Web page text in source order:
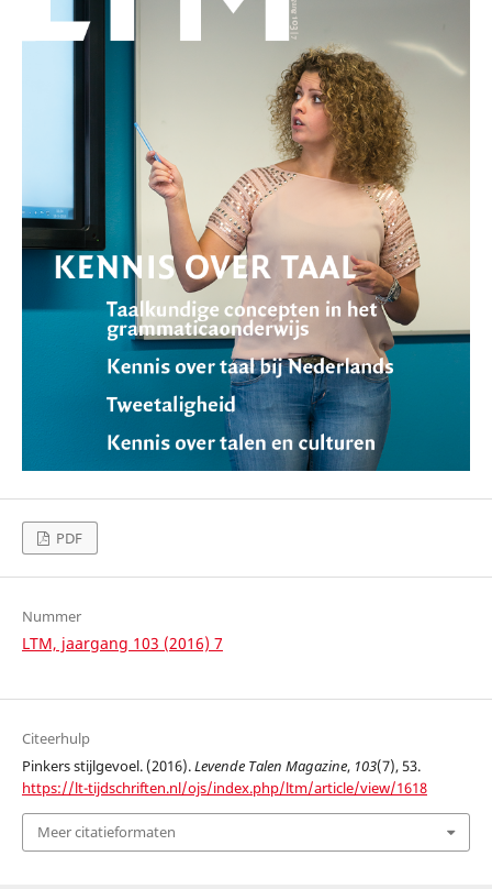
PDF
Nummer
LTM, jaargang 103 (2016) 7
Citeerhulp
Pinkers stijlgevoel. (2016).Levende Talen Magazine, 103(7), 53.
https://lt-tijdschriften.nl/ojs/index.php/ltm/article/view/1618
Meer citatieformaten